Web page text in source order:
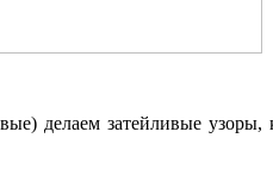
делаем затейливые